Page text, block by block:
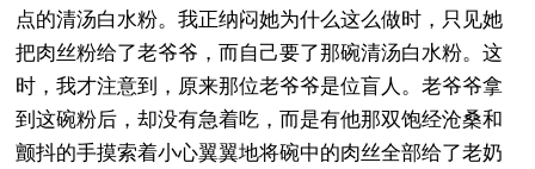
点的清汤白水粉。我正纳闷她为什么这么做时，只见她
把肉丝粉给了老爷爷，而自己要了那碗清汤白水粉。这
时，我才注意到，原来那位老爷爷是位盲人。老爷爷拿
到这碗粉后，却没有急着吃，而是有他那双饱经沧桑和
颤抖的手摸索着小心翼翼地将碗中的肉丝全部给了老奶